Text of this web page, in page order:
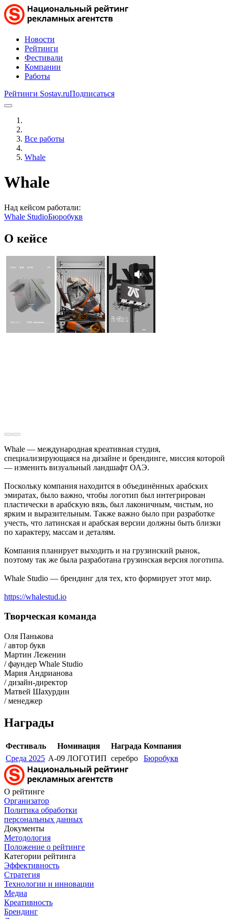
Новости
Рейтинги
Фестивали
Компании
Работы
Рейтинги Sostav.ruПодписаться
Все работы
Whale
Whale
Над кейсом работали:
Whale StudioБюробукв
О кейсе
Whale — международная креативная студия,
специализирующаяся на дизайне и брендинге, миссия которой
— изменить визуальный ландшафт ОАЭ.
Поскольку компания находится в объединённых арабских
эмиратах, было важно, чтобы логотип был интегрирован
пластически в арабскую вязь, был лаконичным, чистым, но
ярким и выразительным. Также важно было при разработке
учесть, что латинская и арабская версии должны быть близки
по характеру, массам и деталям.
Компания планирует выходить и на грузинский рынок,
поэтому так же была разработана грузинская версия логотипа.
Whale Studio — брендинг для тех, кто формирует этот мир.
https://whalestud.io
Творческая команда
Оля Панькова
/ автор букв
Мартин Леженин
/ фаундер Whale Studio
Мария Андрианова
/ дизайн-директор
Матвей Шахурдин
/ менеджер
Награды
Фестиваль Номинация Награда Компания
Среда 2025 A-09 ЛОГОТИП серебро Бюробукв
О рейтинге
Организатор
Политика обработки
персональных данных
Документы
Методология
Положение о рейтинге
Категории рейтинга
Эффективность
Стратегия
Технологии и инновации
Медиа
Креативность
Брендинг